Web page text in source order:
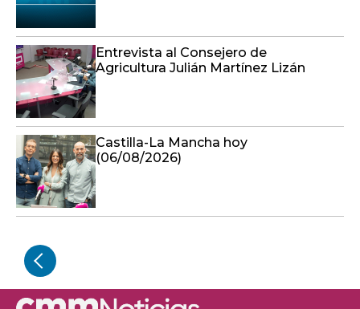
Entrevista al Consejero de
Agricultura Julián Martínez Lizán
Castilla-La Mancha hoy
(06/08/2026)